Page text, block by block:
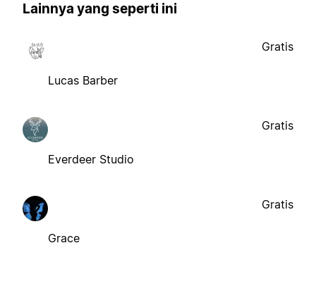
Lainnya yang seperti ini
Lucas Barber
Gratis
Everdeer Studio
Gratis
Grace
Gratis